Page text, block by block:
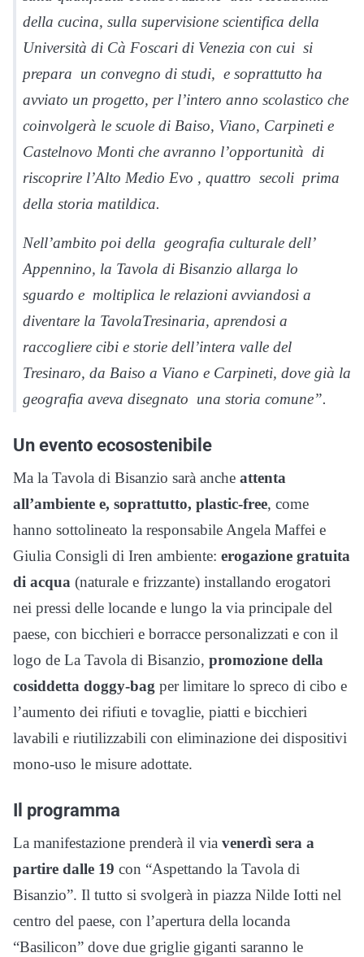
della cucina, sulla supervisione scientifica della
Università di Cà Foscari di Venezia con cui si
prepara un convegno di studi, e soprattutto ha
avviato un progetto, per l’intero anno scolastico che
coinvolgerà le scuole di Baiso, Viano, Carpineti e
Castelnovo Monti che avranno l’opportunità di
riscoprire l’Alto Medio Evo , quattro secoli prima
della storia matildica.
Nell’ambito poi della geografia culturale dell’
Appennino, la Tavola di Bisanzio allarga lo
sguardo e moltiplica le relazioni avviandosi a
diventare la TavolaTresinaria, aprendosi a
raccogliere cibi e storie dell’intera valle del
Tresinaro, da Baiso a Viano e Carpineti, dove già la
geografia aveva disegnato una storia comune”.
Un evento ecosostenibile
Ma la Tavola di Bisanzio sarà anche attenta
all’ambiente e, soprattutto, plastic-free, come
hanno sottolineato la responsabile Angela Maffei e
Giulia Consigli di Iren ambiente: erogazione gratuita
di acqua (naturale e frizzante) installando erogatori
nei pressi delle locande e lungo la via principale del
paese, con bicchieri e borracce personalizzati e con il
logo de La Tavola di Bisanzio, promozione della
cosiddetta doggy-bag per limitare lo spreco di cibo e
l’aumento dei rifiuti e tovaglie, piatti e bicchieri
lavabili e riutilizzabili con eliminazione dei dispositivi
mono-uso le misure adottate.
Il programma
La manifestazione prenderà il via venerdì sera a
partire dalle 19 con “Aspettando la Tavola di
Bisanzio”. Il tutto si svolgerà in piazza Nilde Iotti nel
centro del paese, con l’apertura della locanda
“Basilicon” dove due griglie giganti saranno le